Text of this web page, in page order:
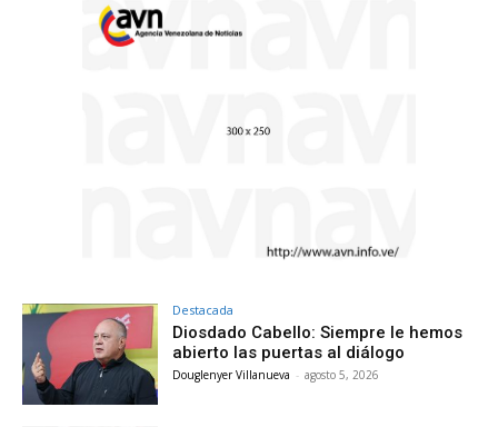
Destacada
Diosdado Cabello: Siempre le hemos
abierto las puertas al diálogo
Douglenyer Villanueva - agosto 5, 2026